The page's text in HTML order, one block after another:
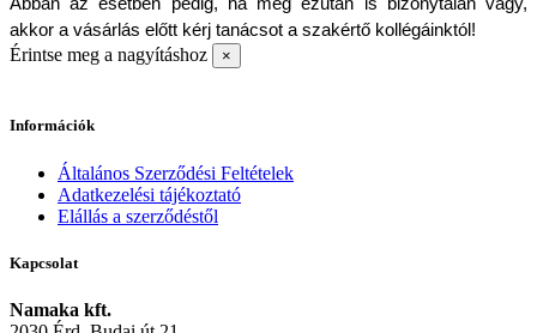
Abban az esetben pedig, ha még ezután is bizonytalan vagy,
akkor a vásárlás előtt kérj tanácsot a szakértő kollégáinktól!
Érintse meg a nagyításhoz ×
Információk
Általános Szerződési Feltételek
Adatkezelési tájékoztató
Elállás a szerződéstől
Kapcsolat
Namaka kft.